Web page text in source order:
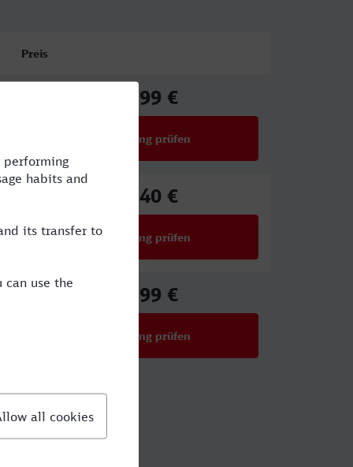
Preis
37,99 €
Verbindung prüfen
27,40 €
Verbindung prüfen
49,99 €
Verbindung prüfen